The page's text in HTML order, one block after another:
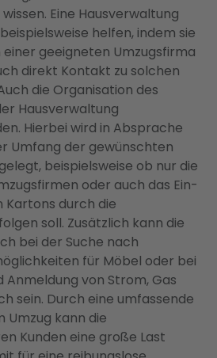
Eine Hausverwaltung
helfen, indem sie
einer geeigneten Umzugsfirma
direkt Kontakt zu solchen
die Organisation des
Hausverwaltung
Hierbei wird in Absprache
Umfang der gewünschten
beispielsweise ob nur die
oder auch das Ein-
Kartons durch die
soll. Zusätzlich kann die
bei der Suche nach
für Möbel oder bei
Anmeldung von Strom, Gas
sein. Durch eine umfassende
Umzug kann die
Kunden eine große Last